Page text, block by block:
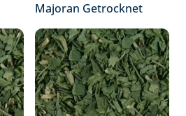
Majoran Getrocknet